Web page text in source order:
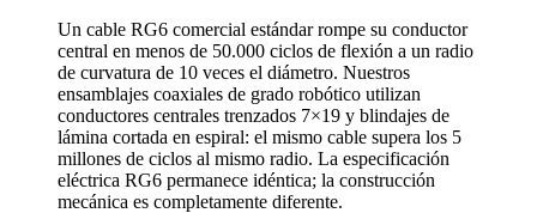
Un cable RG6 comercial estándar rompe su conductor
central en menos de 50.000 ciclos de flexión a un radio
de curvatura de 10 veces el diámetro. Nuestros
ensamblajes coaxiales de grado robótico utilizan
conductores centrales trenzados 7×19 y blindajes de
lámina cortada en espiral: el mismo cable supera los 5
millones de ciclos al mismo radio. La especificación
eléctrica RG6 permanece idéntica; la construcción
mecánica es completamente diferente.